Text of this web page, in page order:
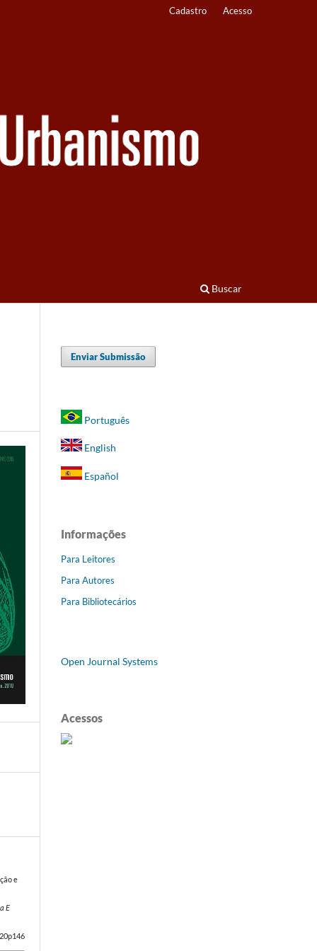
Buscar
Cadastro Acesso
e
E
Enviar Submissão
Português
English
Español
Informações
Para Leitores
Para Autores
Para Bibliotecários
Open Journal Systems
Acessos